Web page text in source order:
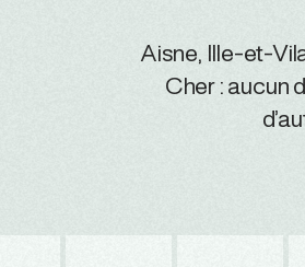
Aisne, Ille-et-
Cher : aucun